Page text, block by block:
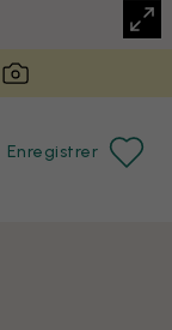
Enregistrer